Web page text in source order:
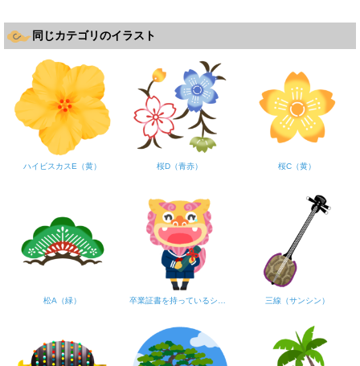
同じカテゴリのイラスト
ハイビスカスE（黄） 桜D（青赤） 桜C（黄）
松A（緑） 三線（サンシン）